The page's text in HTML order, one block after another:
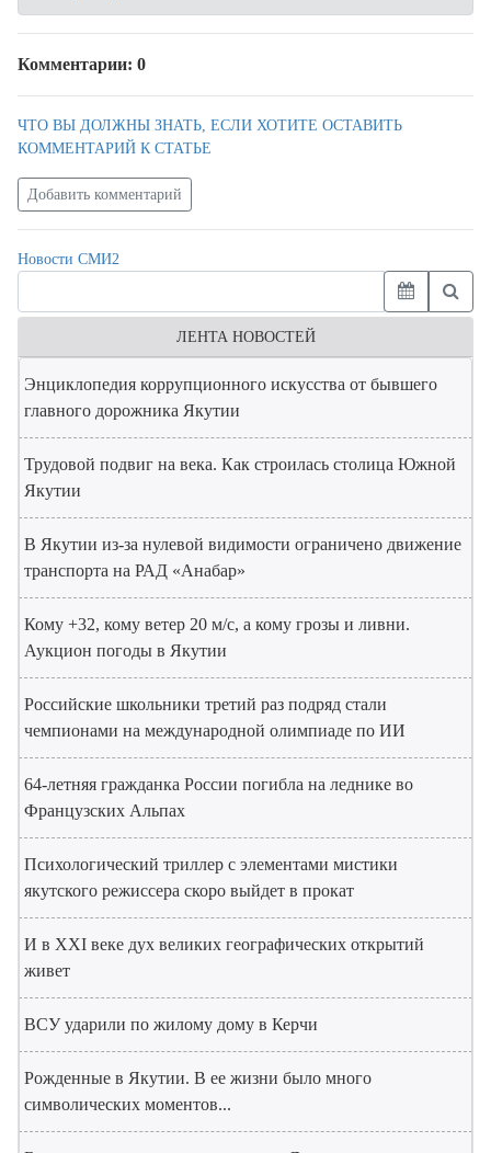
Комментарии: 0
ЧТО ВЫ ДОЛЖНЫ ЗНАТЬ, ЕСЛИ ХОТИТЕ ОСТАВИТЬ
КОММЕНТАРИЙ К СТАТЬЕ
Добавить комментарий
Новости СМИ2
ЛЕНТА НОВОСТЕЙ
Энциклопедия коррупционного искусства от бывшего
главного дорожника Якутии
Трудовой подвиг на века. Как строилась столица Южной
Якутии
В Якутии из-за нулевой видимости ограничено движение
транспорта на РАД «Анабар»
Кому +32, кому ветер 20 м/с, а кому грозы и ливни.
Аукцион погоды в Якутии
Российские школьники третий раз подряд стали
чемпионами на международной олимпиаде по ИИ
64-летняя гражданка России погибла на леднике во
Французских Альпах
Психологический триллер с элементами мистики
якутского режиссера скоро выйдет в прокат
И в XXI веке дух великих географических открытий
живет
ВСУ ударили по жилому дому в Керчи
Рожденные в Якутии. В ее жизни было много
символических моментов...